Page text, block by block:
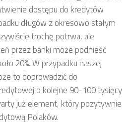
dostępu do kredytów
długów z okresowo stałym
trochę potrwa, ale
przez banki może podnieść
20%. W przypadku naszej
to doprowadzić do
o kolejne 90-100 tysięcy
już element, który pozytywnie
Polaków.